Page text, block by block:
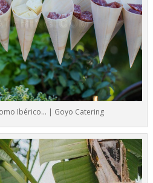
Ibérico… | Goyo Catering